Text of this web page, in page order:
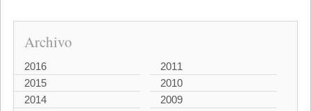
Archivo
2016
2015
2014
2011
2010
2009